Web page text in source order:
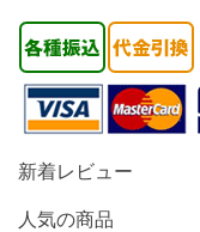
新着レビュー
人気の商品